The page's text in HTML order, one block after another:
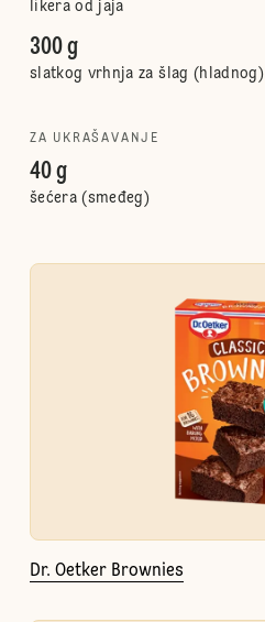
likera od jaja
300 g
slatkog vrhnja za šlag (hladnog)
ZA UKRAŠAVANJE
40 g
šećera (smeđeg)
Dr. Oetker Brownies